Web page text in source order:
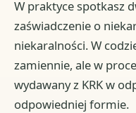
W praktyce spotkasz
zaświadczenie o
niekaralności. W
zamiennie, ale w
wydawany z KRK w
odpowiedniej formie.